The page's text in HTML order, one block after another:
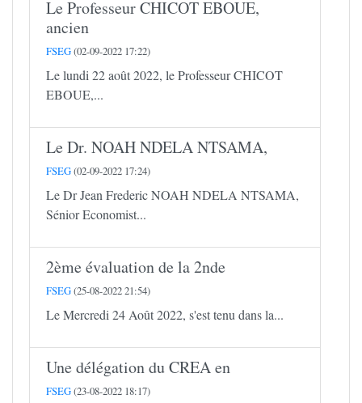
Le Professeur CHICOT EBOUE,
ancien
FSEG(02-09-2022 17:22)
Le lundi 22 août 2022, le Professeur CHICOT
EBOUE,...
Le Dr. NOAH NDELA NTSAMA,
FSEG(02-09-2022 17:24)
Le Dr Jean Frederic NOAH NDELA NTSAMA,
Sénior Economist...
2ème évaluation de la 2nde
FSEG(25-08-2022 21:54)
Le Mercredi 24 Août 2022, s'est tenu dans la...
Une délégation du CREA en
FSEG(23-08-2022 18:17)